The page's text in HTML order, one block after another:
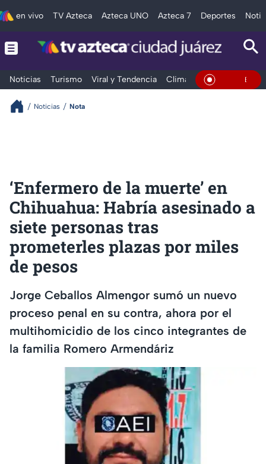
en vivo TV Azteca Azteca UNO Azteca 7 Deportes
Noticias Turismo Viral y Tendencia Clima Deportes En Vivo
Noticias Nota
‘Enfermero de la muerte’ en
Chihuahua: Habría asesinado a
siete personas tras
prometerles plazas por miles
de pesos
Jorge Ceballos Almengor sumó un nuevo
proceso penal en su contra, ahora por el
multihomicidio de los cinco integrantes de
la familia Romero Armendáriz